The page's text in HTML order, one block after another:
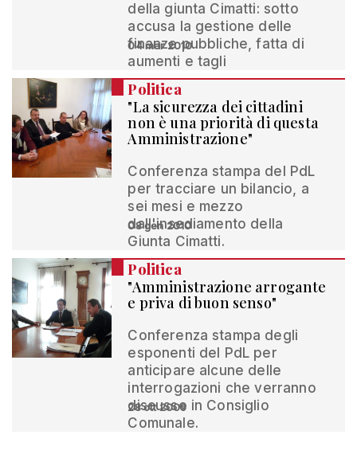
della giunta Cimatti: sotto
accusa la gestione delle
finanze pubbliche, fatta di
aumenti e tagli
04 mar 2010
Politica
"La sicurezza dei cittadini
non è una priorità di questa
Amministrazione"
Conferenza stampa del PdL
per tracciare un bilancio, a
sei mesi e mezzo
dall'insediamento della
Giunta Cimatti.
08 gen 2010
Politica
"Amministrazione arrogante
e priva di buon senso"
Conferenza stampa degli
esponenti del PdL per
anticipare alcune delle
interrogazioni che verranno
discusse in Consiglio
Comunale.
28 ott 2009